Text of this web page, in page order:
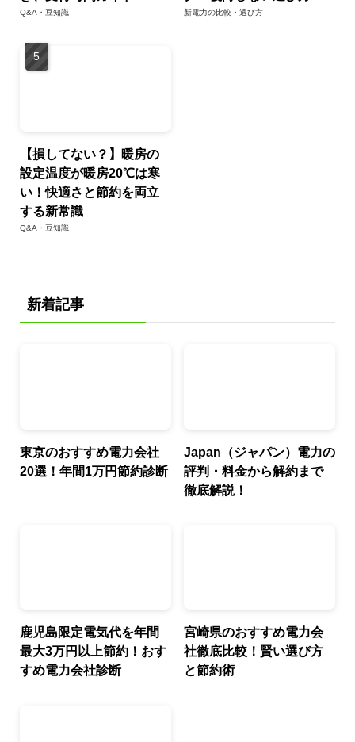
Q&A・豆知識 新電力の比較・選び方
【損してない？】暖房の
設定温度が暖房20℃は寒
い！快適さと節約を両立
する新常識
Q&A・豆知識
新着記事
東京のおすすめ電力会社
20選！年間1万円節約診断
Japan（ジャパン）電力の
評判・料金から解約まで
徹底解説！
鹿児島限定電気代を年間
最大3万円以上節約！おす
すめ電力会社診断
宮崎県のおすすめ電力会
社徹底比較！賢い選び方
と節約術